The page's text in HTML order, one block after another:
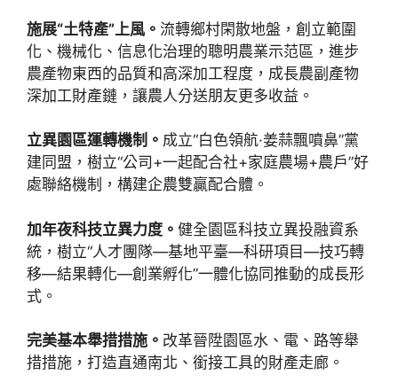
施展“土特產”上風。 流轉鄉村閑散地盤，創立範圍
化、機械化、信息化治理的聰明農業示范區，進步
農產物東西的品質和高深加工程度，成長農副產物
深加工財產鏈，讓農人分送朋友更多收益。
立異園區運轉機制。 成立“白色領航·姜蒜飄噴鼻”黨
建同盟，樹立“公司+一起配合社+家庭農場+農戶”好
處聯絡機制，構建企農雙贏配合體。
加年夜科技立異力度。 健全園區科技立異投融資系
統，樹立“人才團隊—基地平臺—科研項目—技巧轉
移—結果轉化—創業孵化”一體化協同推動的成長形
式。
完美基本舉措措施。 改革晉陞園區水、電、路等舉
措措施，打造直通南北、銜接工具的財產走廊。